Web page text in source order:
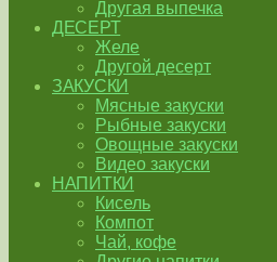
Другая выпечка
ДЕСЕРТ
Желе
Другой десерт
ЗАКУСКИ
Мясные закуски
Рыбные закуски
Овощные закуски
Видео закуски
НАПИТКИ
Кисель
Компот
Чай, кофе